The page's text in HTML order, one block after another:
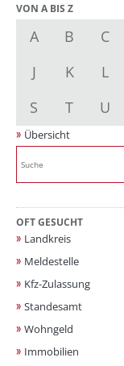
VON A BIS Z
A B C
J
K L
S
T U
Übersicht
OFT GESUCHT
Landkreis
Meldestelle
Kfz-Zulassung
Standesamt
Wohngeld
Immobilien